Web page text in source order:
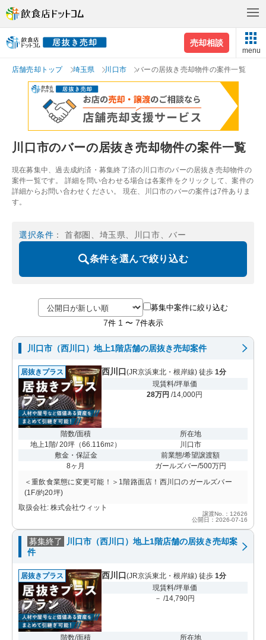
売却相談
menu
店舗売却トップ 埼玉県 川口市 バーの居抜き売却物件の案件一覧
川口市のバーの居抜き売却物件の案件一覧
現在募集中、過去成約済・募集終了済の川口市のバーの居抜き売却物件の
案件一覧です。 詳細を問い合わせる場合は各案件をクリックして、案件の
詳細からお問い合わせください。 現在、川口市のバーの案件は7件ありま
す。
選択条件 ： 首都圏、埼玉県、川口市、バー
条件を選んで絞り込む
募集中案件に絞り込む
7件 1 〜 7件表示
川口市（西川口）地上1階店舗の居抜き売却案件
居抜きプラス 西川口(JR京浜東北・根岸線) 徒歩 1分
現賃料/坪単価
28万円 /14,000円
階数/面積
地上1階/ 20坪 （66.116m2 ）
所在地
川口市
敷金・保証金
8ヶ月
前業態/希望譲渡額
ガールズバー/500万円
＜重飲食業態に変更可能！＞1階路面店！西川口のガールズバー
(1F/約20坪)
取扱会社: 株式会社ウィット
譲渡No.：12626
公開日：2026-07-16
募集終了
川口市（西川口）地上1階店舗の居抜き売却案
件
居抜きプラス 西川口(JR京浜東北・根岸線) 徒歩 1分
現賃料/坪単価
－ /14,790円
階数/面積
所在地